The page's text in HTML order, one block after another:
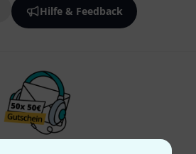
Hilfe & Feedback